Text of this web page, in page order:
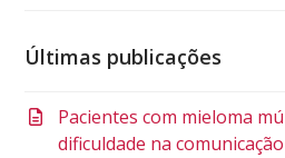
Últimas publicações
Pacientes com mieloma
dificuldade na